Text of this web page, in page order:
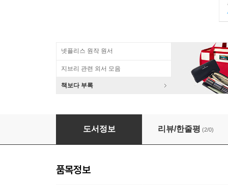
넷플리스 원작 원서
지브리 관련 외서 모음
책보다 부록
Reading Keys 2/E
도서정보 리뷰/한줄평 (2/0)
품목정보